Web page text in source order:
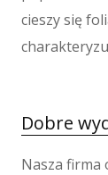
Kondycja
Leczenie
Salony
Sprzęt
cieszy się
Dobre
Nasza firma